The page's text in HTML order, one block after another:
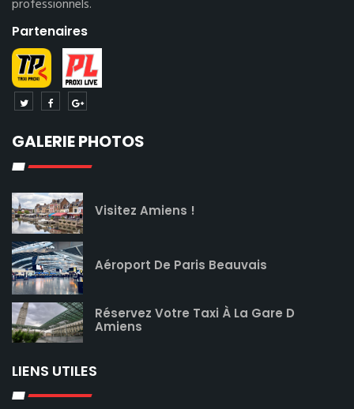
professionnels.
Partenaires
GALERIE PHOTOS
Visitez Amiens !
Aéroport De Paris Beauvais
Réservez Votre Taxi À La Gare D
Amiens
LIENS UTILES